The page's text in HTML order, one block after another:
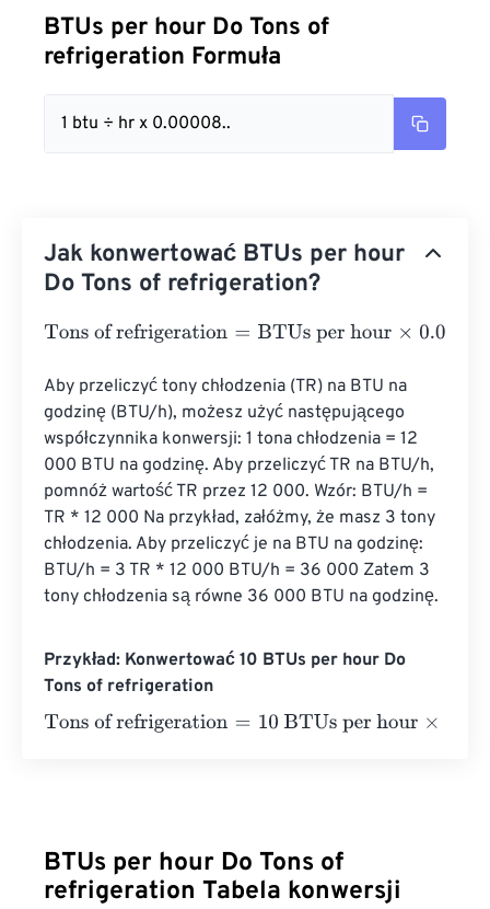
BTUs per hour Do Tons of
refrigeration Formuła
1 btu ÷ hr x 0.00008..
Jak konwertować BTUs per hour
Do Tons of refrigeration?
Tons of refrigeration=BTUs per hour×0.0000833333
Aby przeliczyć tony chłodzenia (TR) na BTU na
godzinę (BTU/h), możesz użyć następującego
współczynnika konwersji: 1 tona chłodzenia = 12
000 BTU na godzinę. Aby przeliczyć TR na BTU/h,
pomnóż wartość TR przez 12 000. Wzór: BTU/h =
TR * 12 000 Na przykład, załóżmy, że masz 3 tony
chłodzenia. Aby przeliczyć je na BTU na godzinę:
BTU/h = 3 TR * 12 000 BTU/h = 36 000 Zatem 3
tony chłodzenia są równe 36 000 BTU na godzinę.
Przykład: Konwertować 10 BTUs per hour Do
Tons of refrigeration
Tons of refrigeration=10 BTUs per hour×0.0000833333
BTUs per hour Do Tons of
refrigeration Tabela konwersji